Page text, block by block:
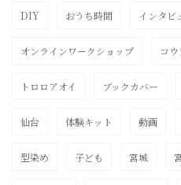
DIY おうち時間 インタビ
オンラインワークショップ コ
トロロアオイ ブックカバー
仙台 体験キット 動画
型染め 子ども 宮城